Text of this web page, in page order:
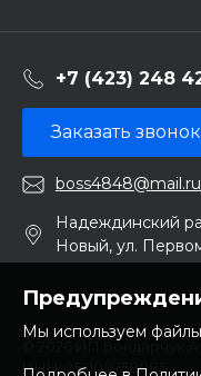
+7 (423) 248
Заказать звонок
boss4848@mail.ru
Надеждинский
Новый, ул.
© 2026 ИП Бондарчук
ИНН: 252100758085
Мы используем